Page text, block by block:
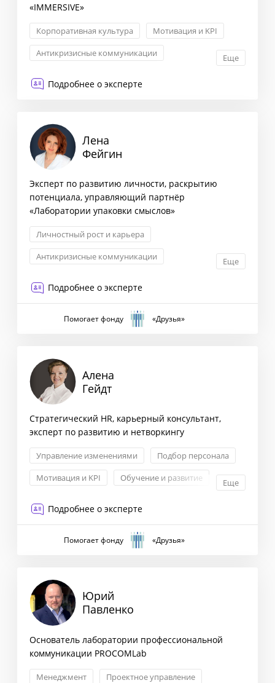
«IMMERSIVE»
Корпоративная культура
Мотивация и KPI
Антикризисные коммуникации
Еще
Подробнее о эксперте
Лена
Фейгин
Эксперт по развитию личности, раскрытию
потенциала, управляющий партнёр
«Лаборатории упаковки смыслов»
Личностный рост и карьера
Антикризисные коммуникации
Корпоративные коммуникации
Еще
Подробнее о эксперте
Помогает фонду «Друзья»
Алена
Гейдт
Стратегический HR, карьерный консультант,
эксперт по развитию и нетворкингу
Управление изменениями
Подбор персонала
Мотивация и KPI
Обучение и развитие Еще
Подробнее о эксперте
Помогает фонду «Друзья»
Юрий
Павленко
Основатель лаборатории профессиональной
коммуникации PROCOMLab
Менеджмент
Проектное управление